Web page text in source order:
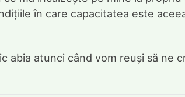
în care capacitatea este
abia atunci când vom reuși să ne